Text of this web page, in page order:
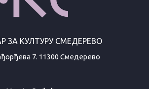
ЗА КУЛТУРУ СМЕДЕРЕВО
7. 11300 Смедерево